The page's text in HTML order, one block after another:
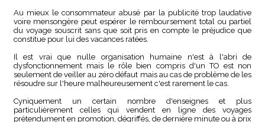
Au mieux le consommateur abusé par la publicité trop laudative
voire mensongère peut espérer le remboursement total ou partiel
du voyage souscrit sans que soit pris en compte le préjudice que
constitue pour lui des vacances ratées.
Il est vrai que nulle organisation humaine n'est à l'abri de
dysfonctionnement mais le rôle bien compris d'un TO est non
seulement de veiller au zéro défaut mais au cas de problème de les
résoudre sur l'heure malheureusement c'est rarement le cas.
Cyniquement un certain nombre d'enseignes et plus
particulièrement celles qui vendent en ligne des voyages
prétendument en promotion, dégriffés, de dernière minute ou à prix